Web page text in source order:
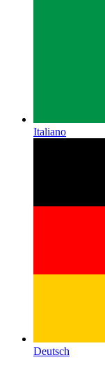
Italiano
Deutsch